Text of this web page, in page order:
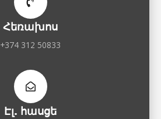
Հեռախոս
+374 312 50833
Էլ. հասցե